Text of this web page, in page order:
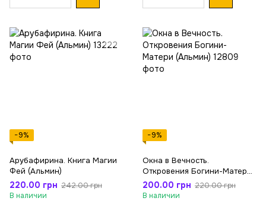
−9%
Арубафирина. Книга Магии
Фей (Альмин)
220.00 грн 242.00 грн
В наличии
−9%
Окна в Вечность.
Откровения Богини-Матери
(Альмин)
200.00 грн 220.00 грн
В наличии